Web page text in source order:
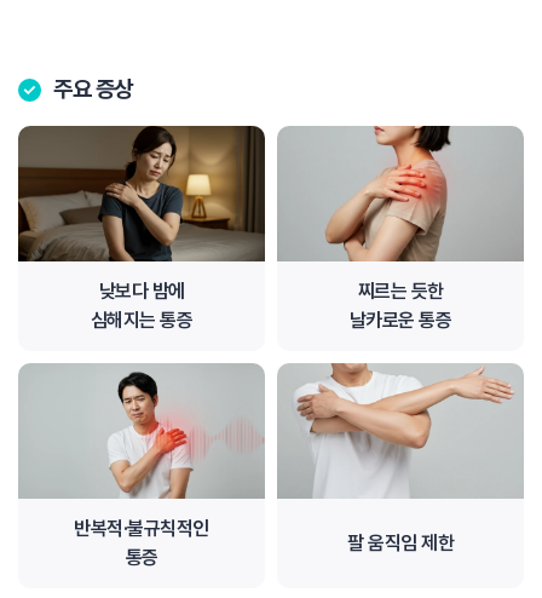
주요 증상
낮보다 밤에
심해지는 통증
찌르는 듯한
날카로운 통증
반복적·불규칙적인
통증
팔 움직임 제한